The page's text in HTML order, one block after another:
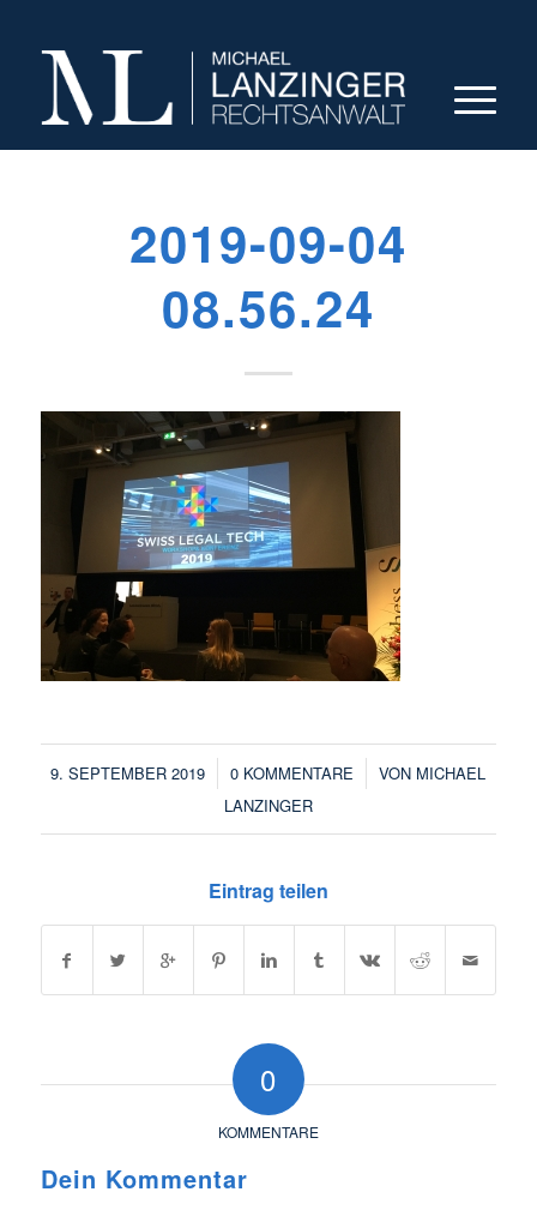
2019-09-04
08.56.24
9. SEPTEMBER 2019
/ 0 KOMMENTARE
/ VON MICHAEL
LANZINGER
Eintrag teilen
0
KOMMENTARE
Dein Kommentar